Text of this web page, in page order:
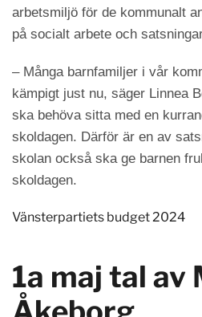
arbetsmiljö för de kommunalt
på socialt arbete och
– Många barnfamiljer i vår
kämpigt just nu, säger Linnea
ska behöva sitta med en
skoldagen. Därför är en av
skolan också ska ge barnen
skoldagen.
Vänsterpartiets budget 2024
1a maj tal av